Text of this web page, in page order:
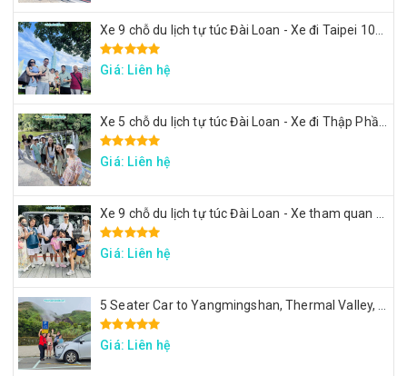
Giá: Liên hệ
Giá: Liên hệ
Giá: Liên hệ
Giá: Liên hệ